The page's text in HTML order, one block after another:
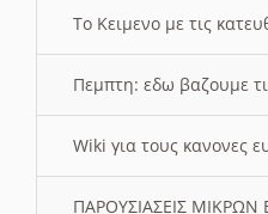
To Κειμενο με τις
Πεμπτη: εδω βαζουμε
Wiki για τους κανονες
ΠΑΡΟΥΣΙΑΣΕΙΣ